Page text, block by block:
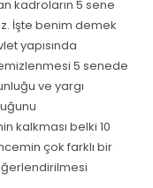
kadroların 5 sene
İşte benim demek
yapısında
5 senede
ve yargı
kalkması belki 10
çok farklı bir